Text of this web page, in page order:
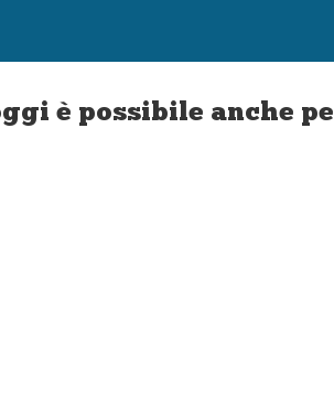
è possibile anche